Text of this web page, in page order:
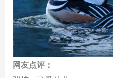
网友点评：